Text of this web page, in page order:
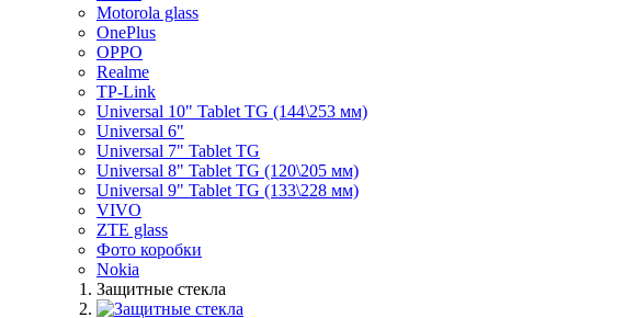
Motorola glass
OnePlus
OPPO
Realme
TP-Link
Universal 10" Tablet TG (144\253 мм)
Universal 6"
Universal 7" Tablet TG
Universal 8" Tablet TG (120\205 мм)
Universal 9" Tablet TG (133\228 мм)
VIVO
ZTE glass
Фото коробки
Nokia
Защитные стекла